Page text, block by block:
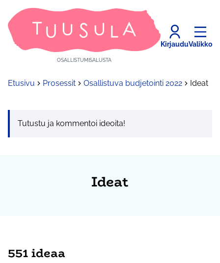
OSALLISTUMISALUSTA
KirjauduValikko
Etusivu Prosessit Osallistuva budjetointi 2022 Ideat
Tutustu ja kommentoi ideoita!
Ideat
551 ideaa